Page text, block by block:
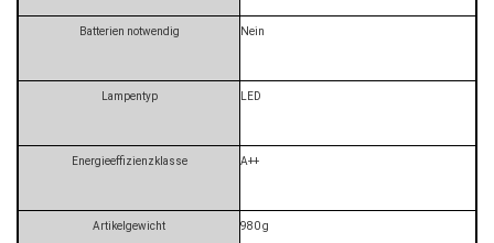
Batterien notwendig ‎Nein
Lampentyp ‎LED
Energieeffizienzklasse ‎A++
Artikelgewicht ‎980 g